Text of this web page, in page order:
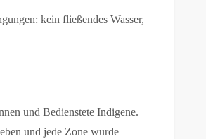
kein fließendes Wasser,
und Bedienstete Indigene.
und jede Zone wurde